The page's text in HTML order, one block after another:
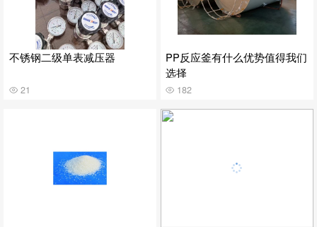
不锈钢二级单表减压器
21
PP反应釜有什么优势值得我们
选择
182